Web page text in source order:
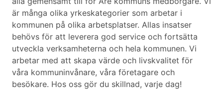
är många olika yrkeskategorier som arbetar i
kommunen på olika arbetsplatser. Allas insatser
behövs för att leverera god service och fortsätta
utveckla verksamheterna och hela kommunen. Vi
arbetar med att skapa värde och livskvalitet för
våra kommuninvånare, våra företagare och
besökare. Hos oss gör du skillnad, varje dag!